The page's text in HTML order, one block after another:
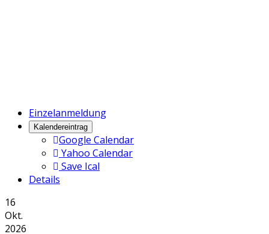
Einzelanmeldung
Kalendereintrag
Google Calendar
Yahoo Calendar
Save Ical
Details
16
Okt.
2026